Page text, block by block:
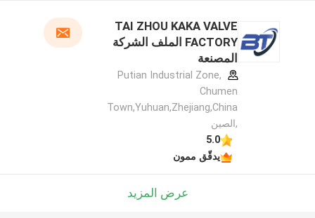
TAI ZHOU KAKA VALVE
FACTORY الملف الشركة
المصنعة
Putian Industrial Zone,
Chumen
Town,Yuhuan,Zhejiang,China
,الصين
5.0
يدقّق ممون
عرض المزيد